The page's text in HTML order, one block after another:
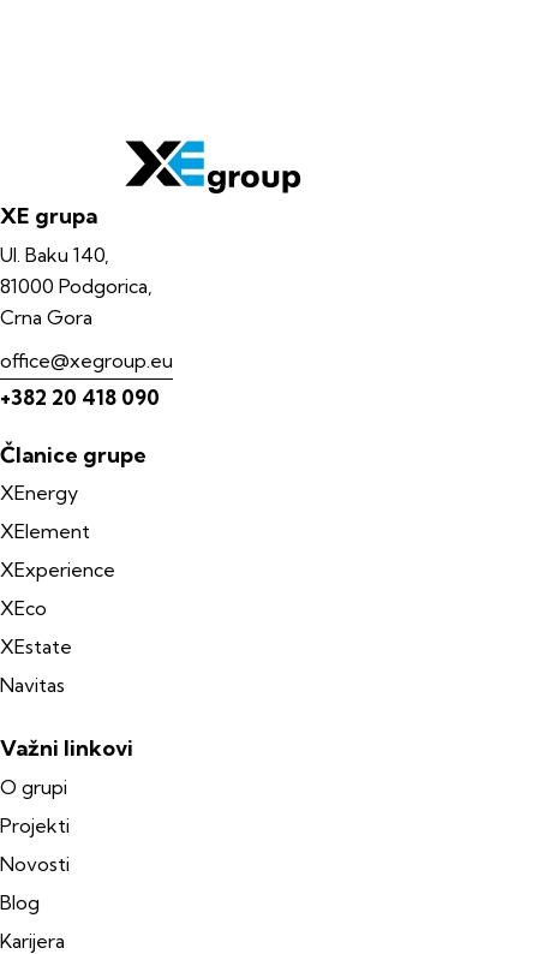
XE grupa
Ul. Baku 140,
81000 Podgorica,
Crna Gora
office@xegroup.eu
+382 20 418 090
Članice grupe
XEnergy
XElement
XExperience
XEco
XEstate
Navitas
Važni linkovi
O grupi
Projekti
Novosti
Blog
Karijera